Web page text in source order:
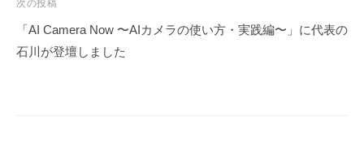
ー
シ
次の投稿
「AI Camera Now 〜AIカメラの使い方・実践編〜」に代表の
石川が登壇しました